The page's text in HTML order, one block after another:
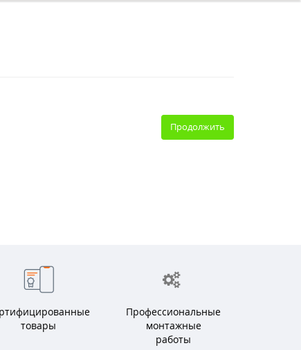
Продолжить
товары
Профессиональные
монтажные
работы